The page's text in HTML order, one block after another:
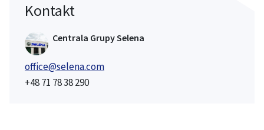
Kontakt
Centrala Grupy Selena
office@selena.com
+48 71 78 38 290